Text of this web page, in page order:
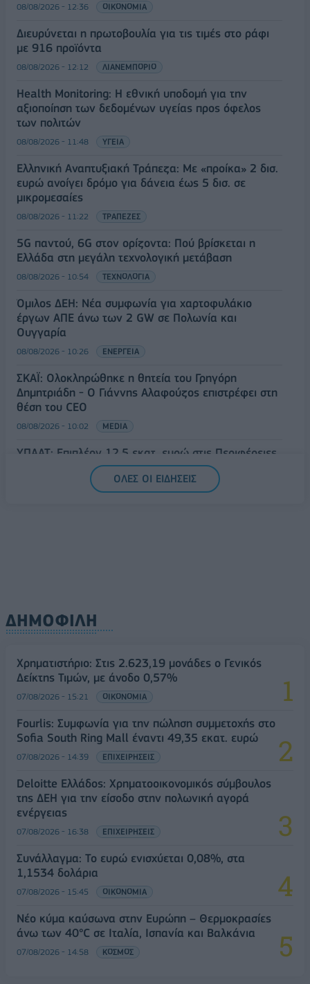
08/08/2026 - 12:36 ΟΙΚΟΝΟΜΙΑ
Διευρύνεται η πρωτοβουλία για τις τιμές στο ράφι
με 916 προϊόντα
08/08/2026 - 12:12 ΛΙΑΝΕΜΠΟΡΙΟ
Health Monitoring: Η εθνική υποδομή για την
αξιοποίηση των δεδομένων υγείας προς όφελος
των πολιτών
08/08/2026 - 11:48 ΥΓΕΙΑ
Ελληνική Αναπτυξιακή Τράπεζα: Με «προίκα» 2 δισ.
ευρώ ανοίγει δρόμο για δάνεια έως 5 δισ. σε
μικρομεσαίες
08/08/2026 - 11:22 ΤΡΑΠΕΖΕΣ
5G παντού, 6G στον ορίζοντα: Πού βρίσκεται η
Ελλάδα στη μεγάλη τεχνολογική μετάβαση
08/08/2026 - 10:54 ΤΕΧΝΟΛΟΓΙΑ
Όμιλος ΔΕΗ: Νέα συμφωνία για χαρτοφυλάκιο
έργων ΑΠΕ άνω των 2 GW σε Πολωνία και
Ουγγαρία
08/08/2026 - 10:26 ΕΝΕΡΓΕΙΑ
ΣΚΑΪ: Ολοκληρώθηκε η θητεία του Γρηγόρη
Δημητριάδη - Ο Γιάννης Αλαφούζος επιστρέφει στη
θέση του CEO
08/08/2026 - 10:02 MEDIA
ΥΠΑΑΤ: Επιπλέον 12,5 εκατ. ευρώ στις Περιφέρειες
για την ενίσχυση της βιοασφάλειας
ΟΛΕΣ ΟΙ ΕΙΔΗΣΕΙΣ
ΔΗΜΟΦΙΛΗ
Χρηματιστήριο: Στις 2.623,19 μονάδες ο Γενικός
Δείκτης Τιμών, με άνοδο 0,57%
07/08/2026 - 15:21 ΟΙΚΟΝΟΜΙΑ
Fourlis: Συμφωνία για την πώληση συμμετοχής στο
Sofia South Ring Mall έναντι 49,35 εκατ. ευρώ
07/08/2026 - 14:39 ΕΠΙΧΕΙΡΗΣΕΙΣ
Deloitte Ελλάδος: Χρηματοοικονομικός σύμβουλος
της ΔΕΗ για την είσοδο στην πολωνική αγορά
ενέργειας
07/08/2026 - 16:38 ΕΠΙΧΕΙΡΗΣΕΙΣ
Συνάλλαγμα: Το ευρώ ενισχύεται 0,08%, στα
1,1534 δολάρια
07/08/2026 - 15:45 ΟΙΚΟΝΟΜΙΑ
Νέο κύμα καύσωνα στην Ευρώπη – Θερμοκρασίες
άνω των 40°C σε Ιταλία, Ισπανία και Βαλκάνια
07/08/2026 - 14:58 ΚΟΣΜΟΣ